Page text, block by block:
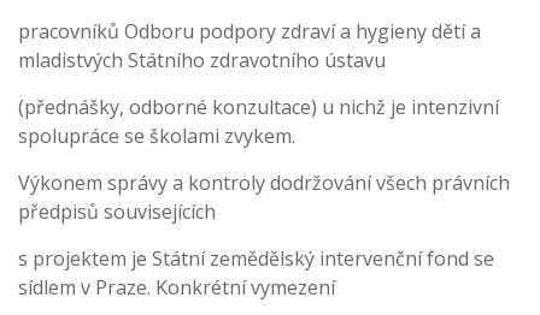
pracovníků Odboru podpory zdraví a hygieny dětí a
mladistvých Státního zdravotního ústavu
(přednášky, odborné konzultace) u nichž je intenzivní
spolupráce se školami zvykem.
Výkonem správy a kontroly dodržování všech právních
předpisů souvisejících
s projektem je Státní zemědělský intervenční fond se
sídlem v Praze. Konkrétní vymezení